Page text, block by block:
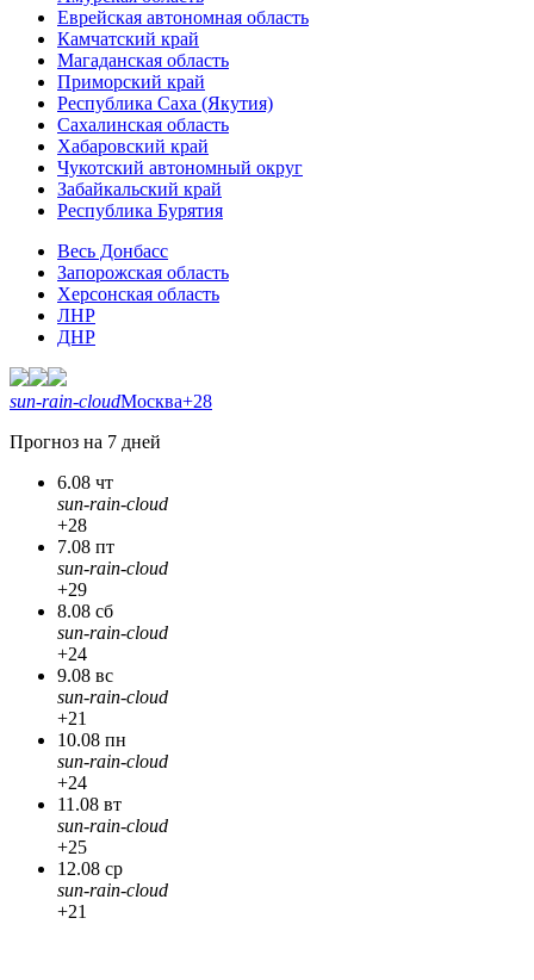
Еврейская автономная область
Камчатский край
Магаданская область
Приморский край
Республика Саха (Якутия)
Сахалинская область
Хабаровский край
Чукотский автономный округ
Забайкальский край
Республика Бурятия
Весь Донбасс
Запорожская область
Херсонская область
ЛНР
ДНР
sun-rain-cloudМосква+28
Прогноз на 7 дней
6.08 чт
sun-rain-cloud
+28
7.08 пт
sun-rain-cloud
+29
8.08 сб
sun-rain-cloud
+24
9.08 вс
sun-rain-cloud
+21
10.08 пн
sun-rain-cloud
+24
11.08 вт
sun-rain-cloud
+25
12.08 ср
sun-rain-cloud
+21